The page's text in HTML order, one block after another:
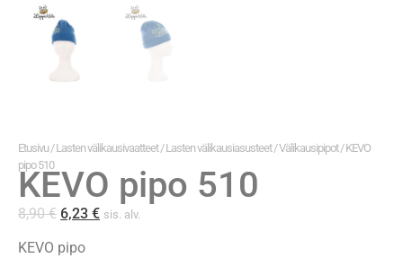
Etusivu /Lasten välikausivaatteet/Lasten välikausiasusteet/Välikausipipot/ KEVO
pipo 510
KEVO pipo 510
8,90€ 6,23 € sis. alv.
KEVO pipo